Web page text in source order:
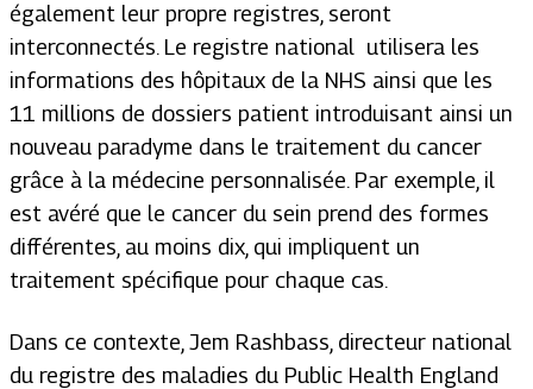
également leur propre registres, seront
interconnectés. Le registre national utilisera les
informations des hôpitaux de la NHS ainsi que les
11 millions de dossiers patient introduisant ainsi un
nouveau paradyme dans le traitement du cancer
grâce à la médecine personnalisée. Par exemple, il
est avéré que le cancer du sein prend des formes
différentes, au moins dix, qui impliquent un
traitement spécifique pour chaque cas.
Dans ce contexte, Jem Rashbass, directeur national
du registre des maladies du Public Health England